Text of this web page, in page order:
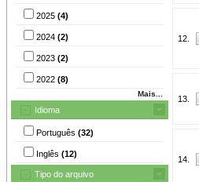
2025 (4)
2024 (2)
2023 (2)
2022 (8)
Mais...
Idioma
Português (32)
Inglês (12)
Tipo do arquivo
12.
13.
14.